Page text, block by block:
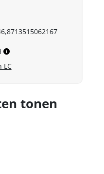
LC
tonen